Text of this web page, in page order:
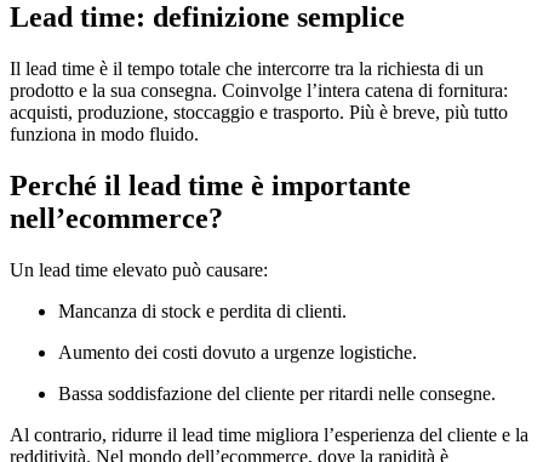
Lead time: definizione semplice
Il lead time è il tempo totale che intercorre tra la richiesta di un
prodotto e la sua consegna. Coinvolge l’intera catena di fornitura:
acquisti, produzione, stoccaggio e trasporto. Più è breve, più tutto
funziona in modo fluido.
Perché il lead time è importante
nell’ecommerce?
Un lead time elevato può causare:
Mancanza di stock e perdita di clienti.
Aumento dei costi dovuto a urgenze logistiche.
Bassa soddisfazione del cliente per ritardi nelle consegne.
Al contrario, ridurre il lead time migliora l’esperienza del cliente e la
redditività. Nel mondo dell’ecommerce, dove la rapidità è